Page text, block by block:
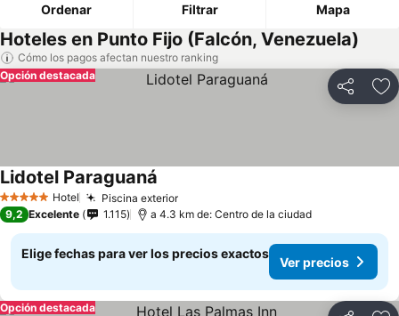
Ordenar Filtrar Mapa
Hoteles en Punto Fijo (Falcón, Venezuela)
Cómo los pagos afectan nuestro ranking
Compartir
Opción destacada
5 Estrellas Hotel Piscina exteriorVer precios
Lidotel Paraguaná
9,2 Excelente 1.115 a 4.3 km de: Centro de la ciudad
Elige fechas para ver los precios exactos
Ver precios
Opción destacada